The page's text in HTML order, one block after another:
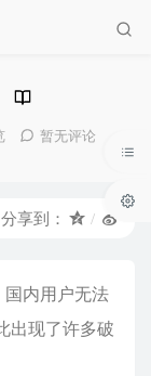
暂无评论
分享到：
国内用户无法
出现了许多破